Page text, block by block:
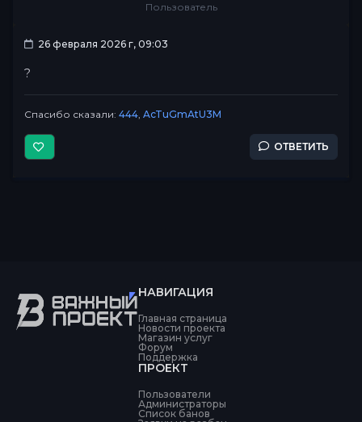
Пользователь
26 февраля 2026 г, 09:03
?
Спасибо сказали: 444, AcTuGmAtU3M
ОТВЕТИТЬ
НАВИГАЦИЯ
Главная страница
Новости проекта
Магазин услуг
Форум
Поддержка
ПРОЕКТ
Пользователи
Администраторы
Список банов